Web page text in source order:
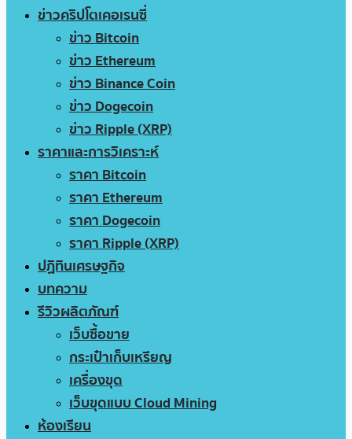
ข่าวคริปโตเคอเรนซี่
ข่าว Bitcoin
ข่าว Ethereum
ข่าว Binance Coin
ข่าว Dogecoin
ข่าว Ripple (XRP)
ราคาและการวิเคราะห์
ราคา Bitcoin
ราคา Ethereum
ราคา Dogecoin
ราคา Ripple (XRP)
ปฏิทินเศรษฐกิจ
บทความ
รีวิวผลิตภัณฑ์
เว็บซื้อขาย
กระเป๋าเก็บเหรียญ
เครื่องขุด
เว็บขุดแบบ Cloud Mining
ห้องเรียน